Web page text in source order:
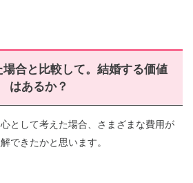
合と比較して。結婚する価値
はあるか？
として考えた場合、さまざまな費用が
できたかと思います。